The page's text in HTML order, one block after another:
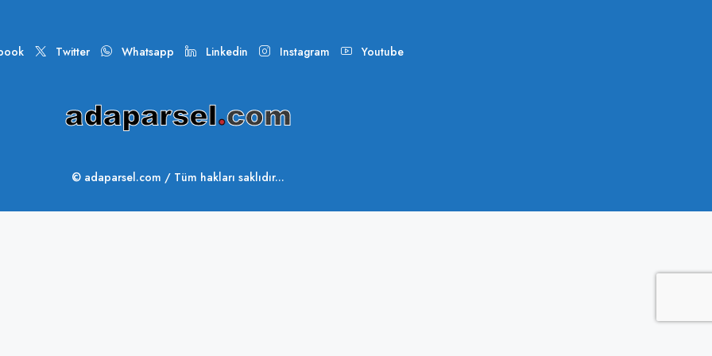
Twitter Whatsapp Linkedin Instagram Youtube
© adaparsel.com / Tüm hakları saklıdır...